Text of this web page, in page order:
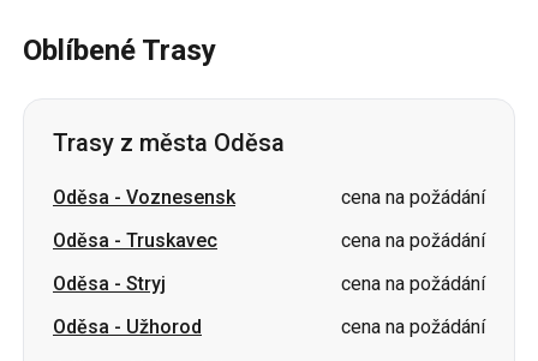
Voznesensk
Oděsa-Stryj
Oděsa-Užhorod
cena na požádání
Oděsa-Oleksandrija
cena na požádání
Oděsa-Znamjanka
cena na požádání
Oděsa-Samar
cena na požádání